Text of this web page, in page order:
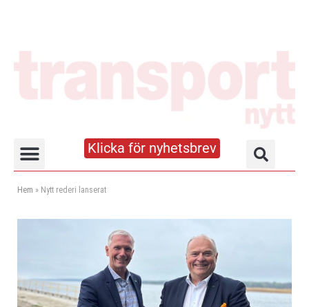
Klicka för nyhetsbrev
Hem » Nytt rederi lanserat